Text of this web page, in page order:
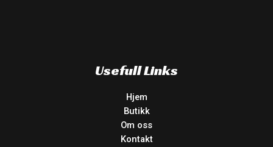
Usefull Links
Hjem
Butikk
Om oss
Kontakt